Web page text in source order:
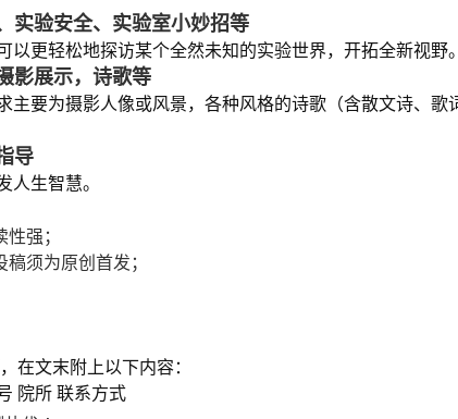
实验安全、实验室小妙招等
更轻松地探访某个全然未知的实验世界，开拓全新视野。
影展示，诗歌等
要为摄影人像或风景，各种风格的诗歌（含散文诗、歌
导
人生智慧。
强；
须为原创首发；
在文末附上以下内容：
院所 联系方式